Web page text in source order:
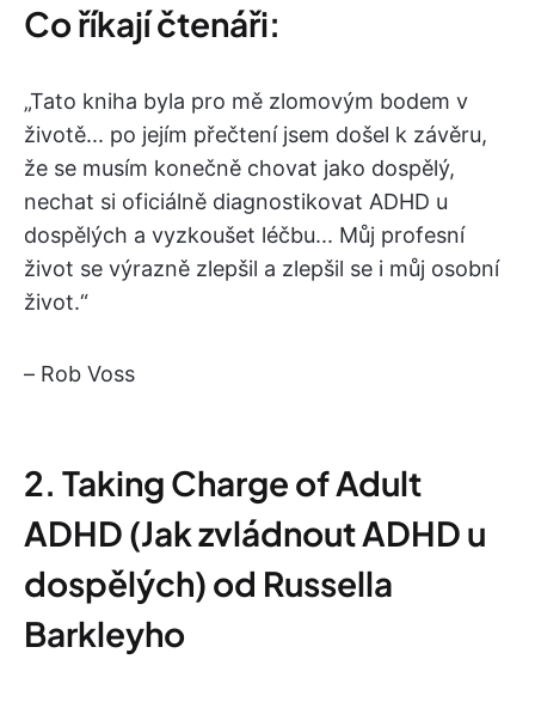
Co říkají čtenáři:
„Tato kniha byla pro mě zlomovým bodem v
životě... po jejím přečtení jsem došel k závěru,
že se musím konečně chovat jako dospělý,
nechat si oficiálně diagnostikovat ADHD u
dospělých a vyzkoušet léčbu... Můj profesní
život se výrazně zlepšil a zlepšil se i můj osobní
život.“
– Rob Voss
2. Taking Charge of Adult
ADHD (Jak zvládnout ADHD u
dospělých) od Russella
Barkleyho